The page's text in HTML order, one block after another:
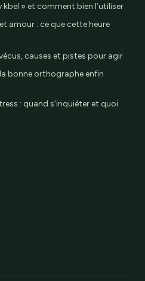
kbel » et comment bien l’utiliser
amour : ce que cette heure
causes et pistes pour agir
bonne orthographe enfin
: quand s’inquiéter et quoi